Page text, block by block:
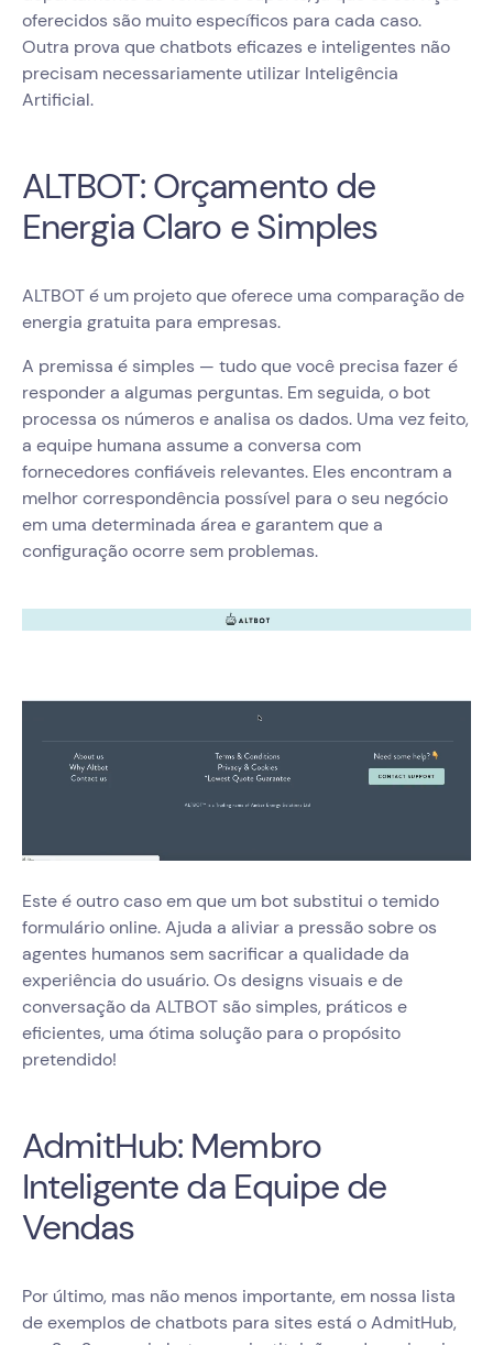
oferecidos são muito específicos para cada caso.
Outra prova que chatbots eficazes e inteligentes não
precisam necessariamente utilizar Inteligência
Artificial.
ALTBOT: Orçamento de
Energia Claro e Simples
ALTBOT é um projeto que oferece uma comparação de
energia gratuita para empresas.
A premissa é simples — tudo que você precisa fazer é
responder a algumas perguntas. Em seguida, o bot
processa os números e analisa os dados. Uma vez feito,
a equipe humana assume a conversa com
fornecedores confiáveis relevantes. Eles encontram a
melhor correspondência possível para o seu negócio
em uma determinada área e garantem que a
configuração ocorre sem problemas.
Este é outro caso em que um bot substitui o temido
formulário online. Ajuda a aliviar a pressão sobre os
agentes humanos sem sacrificar a qualidade da
experiência do usuário. Os designs visuais e de
conversação da ALTBOT são simples, práticos e
eficientes, uma ótima solução para o propósito
pretendido!
AdmitHub: Membro
Inteligente da Equipe de
Vendas
Por último, mas não menos importante, em nossa lista
de exemplos de chatbots para sites está o AdmitHub,